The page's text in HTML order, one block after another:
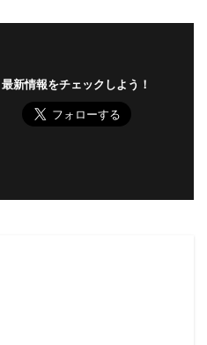
最新情報をチェックしよう！